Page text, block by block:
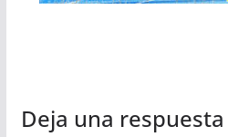
Deja una respuesta